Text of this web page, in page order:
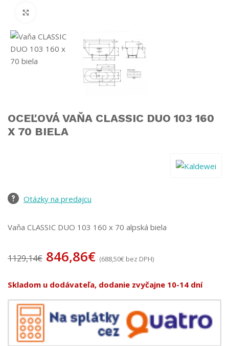
OCEĽOVÁ VAŇA CLASSIC DUO 103 160
X 70 BIELA
Otázky na predajcu
Vaňa CLASSIC DUO 103 160 x 70 alpská biela
1129,14€ 846,86€ (688,50€ bez DPH)
Skladom u dodávateľa, dodanie zvyčajne 10-14 dní